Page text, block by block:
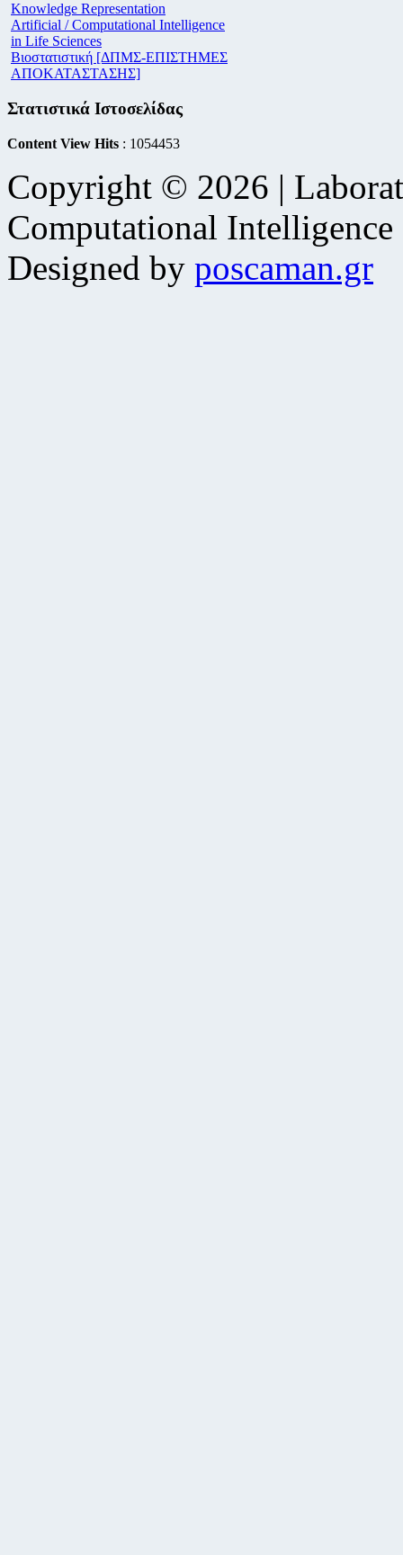
Knowledge Representation
Artificial / Computational Intelligence
in Life Sciences
Βιοστατιστική [ΔΠΜΣ-ΕΠΙΣΤΗΜΕΣ
ΑΠΟΚΑΤΑΣΤΑΣΗΣ]
Στατιστικά Ιστοσελίδας
Content View Hits : 1054453
Copyright © 2026 |
Computational Intelligence
Designed by poscaman.gr